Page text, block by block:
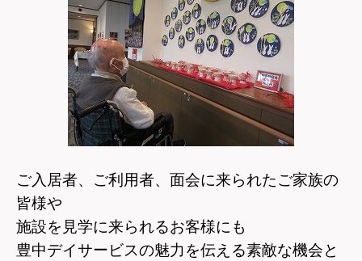
ご入居者、ご利用者、面会に来られたご家族の
皆様や
施設を見学に来られるお客様にも
豊中デイサービスの魅力を伝える素敵な機会と